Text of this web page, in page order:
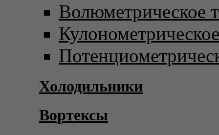
Волюметрическое
Холодильники
Вортексы